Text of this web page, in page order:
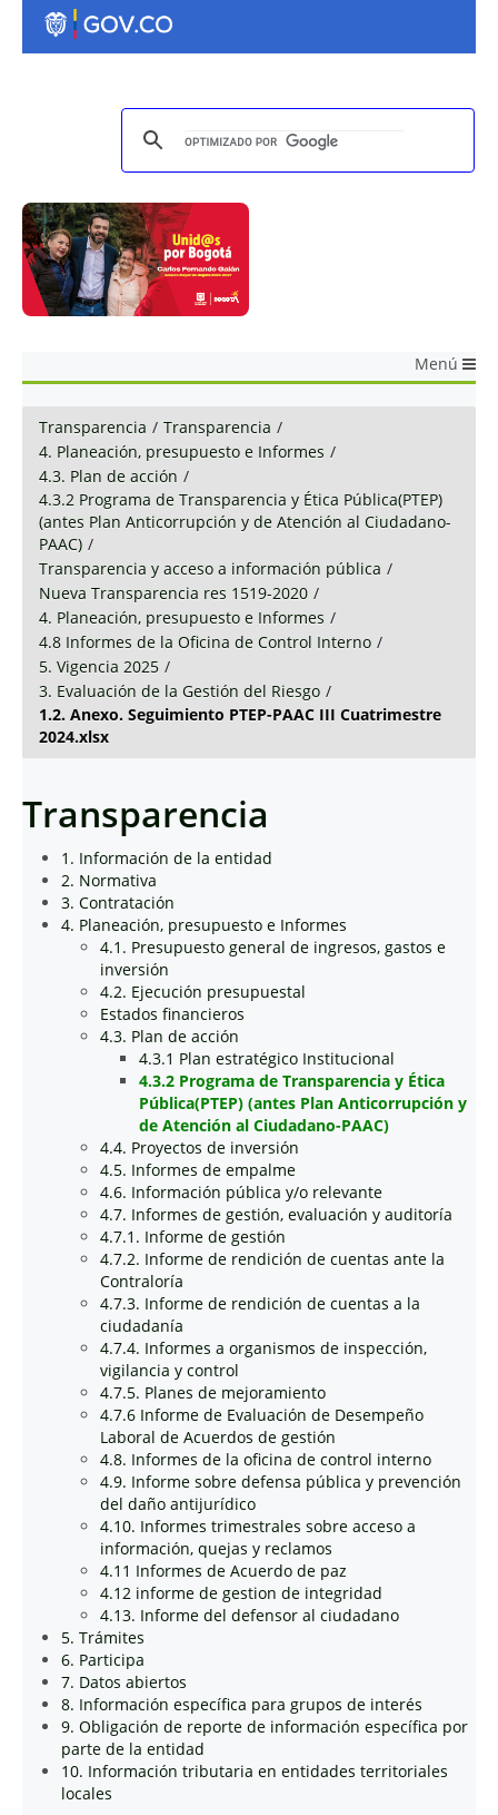
Menú
Transparencia / Transparencia /
4. Planeación, presupuesto e Informes /
4.3. Plan de acción /
4.3.2 Programa de Transparencia y Ética Pública(PTEP)
(antes Plan Anticorrupción y de Atención al Ciudadano-
PAAC) /
Transparencia y acceso a información pública /
Nueva Transparencia res 1519-2020 /
4. Planeación, presupuesto e Informes /
4.8 Informes de la Oficina de Control Interno /
5. Vigencia 2025 /
3. Evaluación de la Gestión del Riesgo /
1.2. Anexo. Seguimiento PTEP-PAAC III Cuatrimestre
2024.xlsx
Transparencia
1. Información de la entidad
2. Normativa
3. Contratación
4. Planeación, presupuesto e Informes
4.1. Presupuesto general de ingresos, gastos e
inversión
4.2. Ejecución presupuestal
Estados financieros
4.3. Plan de acción
4.3.1 Plan estratégico Institucional
4.3.2 Programa de Transparencia y Ética
Pública(PTEP) (antes Plan Anticorrupción y
de Atención al Ciudadano-PAAC)
4.4. Proyectos de inversión
4.5. Informes de empalme
4.6. Información pública y/o relevante
4.7. Informes de gestión, evaluación y auditoría
4.7.1. Informe de gestión
4.7.2. Informe de rendición de cuentas ante la
Contraloría
4.7.3. Informe de rendición de cuentas a la
ciudadanía
4.7.4. Informes a organismos de inspección,
vigilancia y control
4.7.5. Planes de mejoramiento
4.7.6 Informe de Evaluación de Desempeño
Laboral de Acuerdos de gestión
4.8. Informes de la oficina de control interno
4.9. Informe sobre defensa pública y prevención
del daño antijurídico
4.10. Informes trimestrales sobre acceso a
información, quejas y reclamos
4.11 Informes de Acuerdo de paz
4.12 informe de gestion de integridad
4.13. Informe del defensor al ciudadano
5. Trámites
6. Participa
7. Datos abiertos
8. Información específica para grupos de interés
9. Obligación de reporte de información específica por
parte de la entidad
10. Información tributaria en entidades territoriales
locales